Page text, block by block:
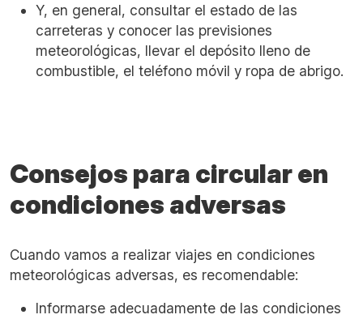
Y, en general, consultar el estado de las
carreteras y conocer las previsiones
meteorológicas, llevar el depósito lleno de
combustible, el teléfono móvil y ropa de abrigo.
Consejos para circular en
condiciones adversas
Cuando vamos a realizar viajes en condiciones
meteorológicas adversas, es recomendable:
Informarse adecuadamente de las condiciones